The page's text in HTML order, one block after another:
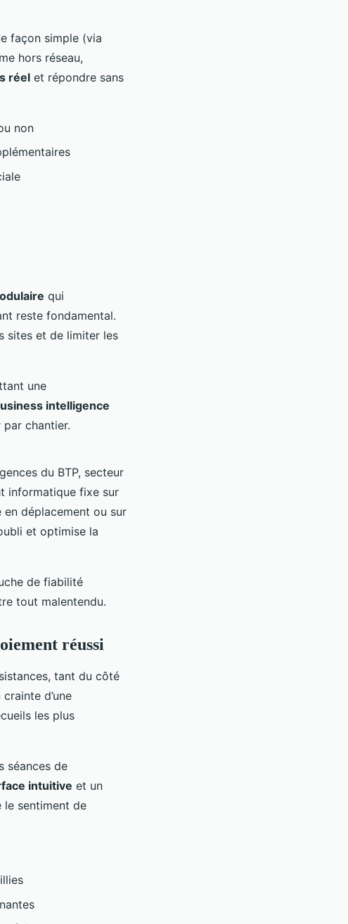
façon simple (via
hors réseau,
réel et répondre sans
non
qui
reste fondamental.
sites et de limiter les
une
intelligence
chantier.
du BTP, secteur
informatique fixe sur
en déplacement ou sur
et optimise la
de fiabilité
tout malentendu.
réussi
tant du côté
d’une
les plus
séances de
intuitive et un
le sentiment de